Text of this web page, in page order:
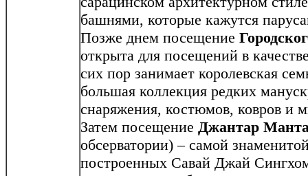
башнями, которые кажутся
Позже днем посещение
открыта для посещений в
сих пор занимает королевская
большая коллекция редких
снаряжения, костюмов, ковров и
Затем посещение Джантар
обсерватории) – самой
построенных Савай Джай